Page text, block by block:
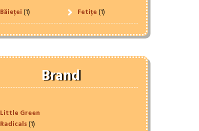
Băieței(1) Fetițe(1)
Brand
Little Green
Radicals(1)